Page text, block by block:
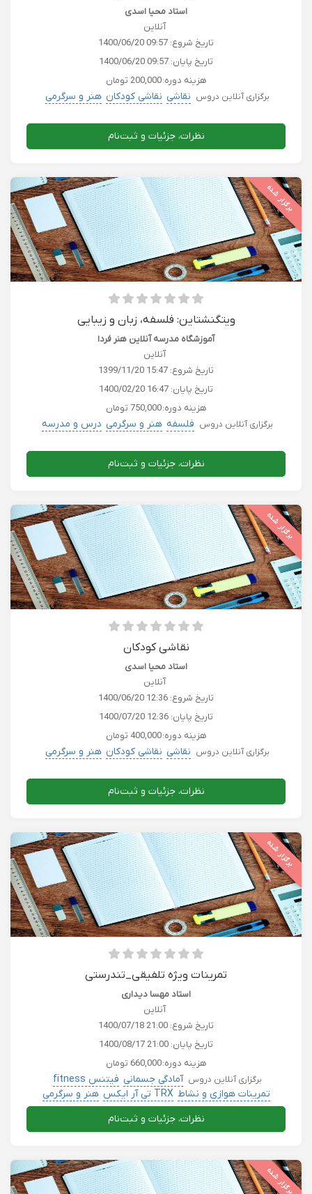
استاد محیا اسدی
آنلاین
تاریخ شروع: 1400/06/20 09:57
تاریخ پایان: 1400/06/20 09:57
هزینه دوره:200,000 تومان
برگزاری آنلاین دروس نقاشی نقاشی کودکان هنر و سرگرمی
نظرات، جزئیات و ثبت‌نام
برگزار شده
ویتگنشتاین: فلسفه، زبان و زیبایی
آموزشگاه مدرسه آنلاین هنر فردا
آنلاین
تاریخ شروع: 1399/11/20 15:47
تاریخ پایان: 1400/02/20 16:47
هزینه دوره:750,000 تومان
برگزاری آنلاین دروس فلسفه هنر و سرگرمی درس و مدرسه
نظرات، جزئیات و ثبت‌نام
برگزار شده
نقاشی کودکان
استاد محیا اسدی
آنلاین
تاریخ شروع: 1400/06/20 12:36
تاریخ پایان: 1400/07/20 12:36
هزینه دوره:400,000 تومان
برگزاری آنلاین دروس نقاشی نقاشی کودکان هنر و سرگرمی
نظرات، جزئیات و ثبت‌نام
برگزار شده
تمرینات ویژه تلفیقی_تندرستی
استاد مهسا دیداری
آنلاین
تاریخ شروع: 1400/07/18 21:00
تاریخ پایان: 1400/08/17 21:00
هزینه دوره:660,000 تومان
برگزاری آنلاین دروس آمادگی جسمانی فیتنس fitness
تمرینات هوازی و نشاط TRX تی آر ایکس
هنر و سرگرمی
نظرات، جزئیات و ثبت‌نام
برگزار شده